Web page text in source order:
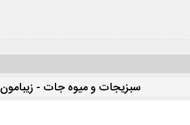
سبزیجات و میوه جات - زیبامون